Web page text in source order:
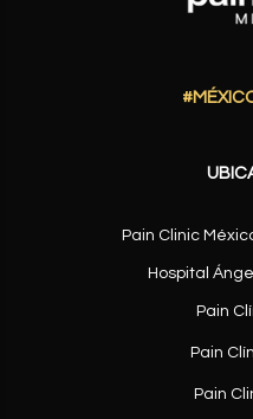
Pain Clinic
Hospital
Pain
Pain
Pain